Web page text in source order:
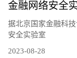
据北京国家金融科
安全实验室
2023-08-28